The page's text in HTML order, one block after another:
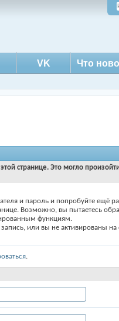
VK Что
странице. Это могло
и пароль и попробуйте ещё
Возможно, вы пытаетесь
функциям.
или вы не активированы на
.